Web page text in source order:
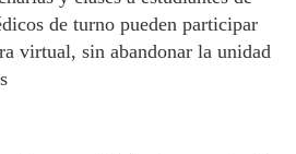
de turno pueden participar
virtual, sin abandonar la unidad